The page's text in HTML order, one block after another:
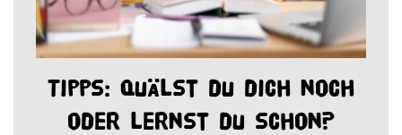
Tipps: Quälst du dich noch
oder lernst du schon?